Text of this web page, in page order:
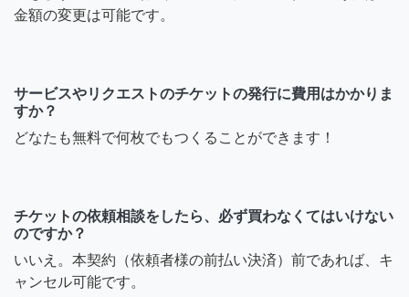
金額の変更は可能です。
サービスやリクエストのチケットの発行に費用はかかりま
すか？
どなたも無料で何枚でもつくることができます！
チケットの依頼相談をしたら、必ず買わなくてはいけない
のですか？
いいえ。本契約（依頼者様の前払い決済）前であれば、キ
ャンセル可能です。